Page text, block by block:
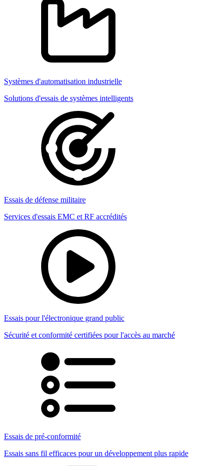
Systèmes d'automatisation industrielle
Solutions d'essais de systèmes intelligents
Essais de défense militaire
Services d'essais EMC et RF accrédités
Essais pour l'électronique grand public
Sécurité et conformité certifiées pour l'accès au marché
Essais de pré-conformité
Essais sans fil efficaces pour un développement plus rapide